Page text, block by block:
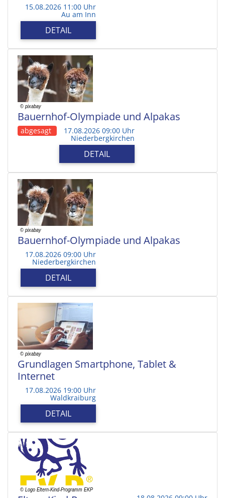
15.08.2026 11:00 Uhr
Au am Inn
DETAIL
Bauernhof-Olympiade und Alpakas
abgesagt 17.08.2026 09:00 Uhr
Niederbergkirchen
DETAIL
Bauernhof-Olympiade und Alpakas
17.08.2026 09:00 Uhr
Niederbergkirchen
DETAIL
Grundlagen Smartphone, Tablet &
Internet
17.08.2026 19:00 Uhr
Waldkraiburg
DETAIL